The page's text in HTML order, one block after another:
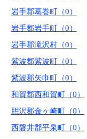
岩手郡葛巻町（0）
岩手郡岩手町（0）
岩手郡滝沢村（0）
紫波郡紫波町（0）
紫波郡矢巾町（0）
和賀郡西和賀町（0）
胆沢郡金ヶ崎町（0）
西磐井郡平泉町（0）